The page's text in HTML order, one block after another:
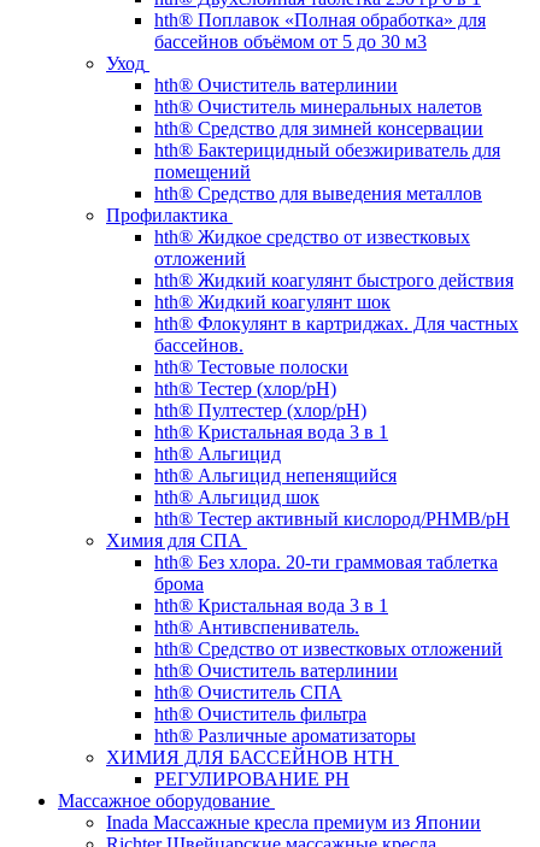
hth® Поплавок «Полная обработка» для
бассейнов объёмом от 5 до 30 м3
Уход
hth® Очиститель ватерлинии
hth® Очиститель минеральных налетов
hth® Средство для зимней консервации
hth® Бактерицидный обезжириватель для
помещений
hth® Средство для выведения металлов
Профилактика
hth® Жидкое средство от известковых
отложений
hth® Жидкий коагулянт быстрого действия
hth® Жидкий коагулянт шок
hth® Флокулянт в картриджах. Для частных
бассейнов.
hth® Тестовые полоски
hth® Тестер (хлор/pH)
hth® Пултестер (хлор/pH)
hth® Кристальная вода 3 в 1
hth® Альгицид
hth® Альгицид непенящийся
hth® Альгицид шок
hth® Тестер активный кислород/PHMB/pH
Химия для СПА
hth® Без хлора. 20-ти граммовая таблетка
брома
hth® Кристальная вода 3 в 1
hth® Антивспениватель.
hth® Средство от известковых отложений
hth® Очиститель ватерлинии
hth® Очиститель СПА
hth® Очиститель фильтра
hth® Различные ароматизаторы
ХИМИЯ ДЛЯ БАССЕЙНОВ HTH
РЕГУЛИРОВАНИЕ PH
Массажное оборудование
Inada Массажные кресла премиум из Японии